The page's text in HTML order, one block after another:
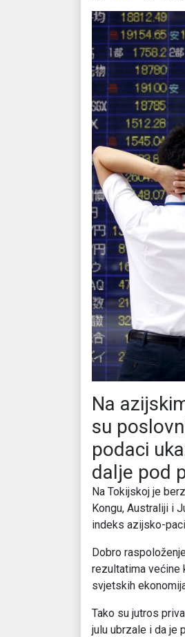
Na
su
podaci
dalje pod
Na Tokijskoj je
Kongu, Australiji i
indeks azijsko-
Dobro
rezultatima većine
svjetskih
Tako su jutros
julu ubrzale i da je